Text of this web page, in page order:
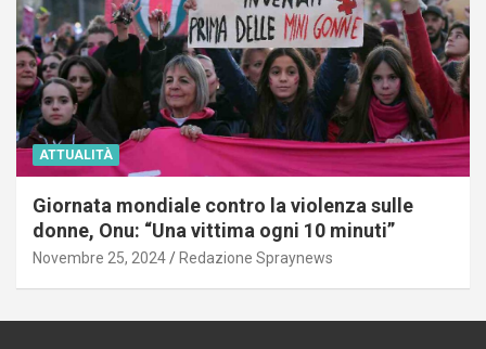
ATTUALITÀ
Giornata mondiale contro la violenza sulle
donne, Onu: “Una vittima ogni 10 minuti”
Novembre 25, 2024 Redazione Spraynews